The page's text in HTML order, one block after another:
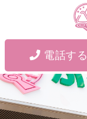
電話する